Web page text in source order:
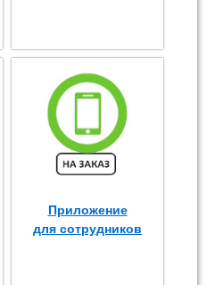
Приложение
для сотрудников